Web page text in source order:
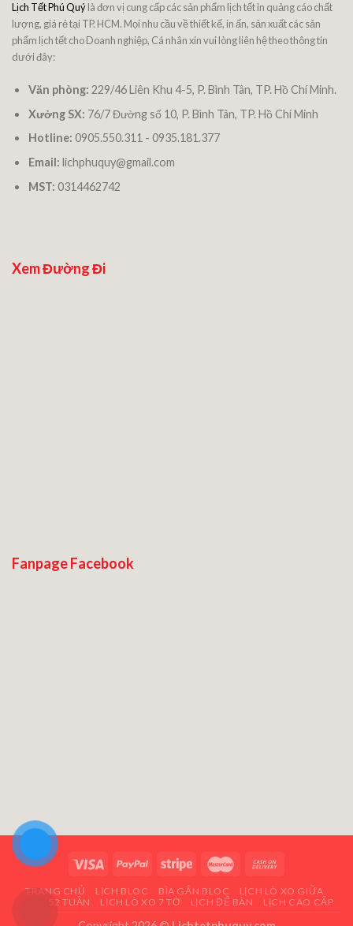
Lịch Tết Phú Quýlà đơn vị cung cấp các sản phẩm lịch tết in quảng cáo chất
lượng, giá rẻ tại TP. HCM. Mọi nhu cầu về thiết kế, in ấn, sản xuất các sản
phẩm lịch tết cho Doanh nghiệp, Cá nhân xin vui lòng liên hệ theo thông tin
dưới đây:
Văn phòng: 229/46 Liên Khu 4-5, P. Bình Tân, TP. Hồ Chí Minh.
Xưởng SX: 76/7 Đường số 10, P. Bình Tân, TP. Hồ Chí Minh
Hotline: 0905.550.311 - 0935.181.377
Email: lichphuquy@gmail.com
MST: 0314462742
Xem Đường Đi
Fanpage Facebook
TRANG CHỦ LỊCH BLOC BÌA GẮN BLOC
LỊCH LÒ XO GIỮA
LỊCH 52 TUẦN
LỊCH LÒ XO 7 TỜ LỊCH ĐỂ BÀN LỊCH CAO CẤP